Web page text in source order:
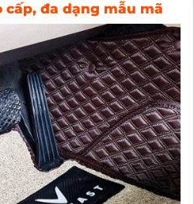
cấp, đa dạng mẫu mã